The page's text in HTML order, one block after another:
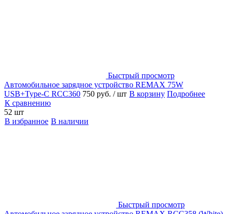
Быстрый просмотр
Автомобильное зарядное устройство REMAX 75W
USB+Type-C RCC360 750 руб. / шт В корзину Подробнее
К сравнению
52 шт
В избранное В наличии
Быстрый просмотр